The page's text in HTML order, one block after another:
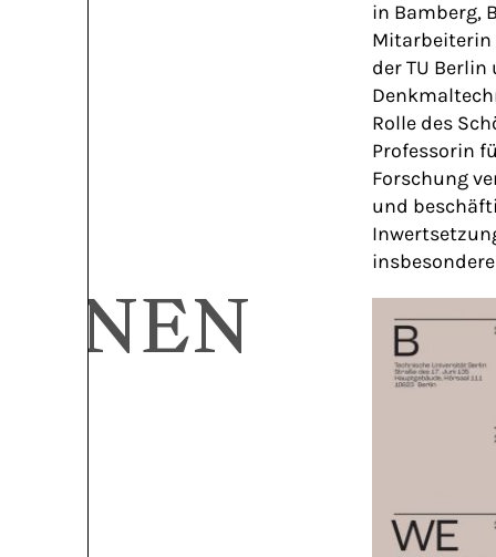
in Bamberg,
Mitarbeiterin
der TU
Rolle des
Professorin
Forschung
und